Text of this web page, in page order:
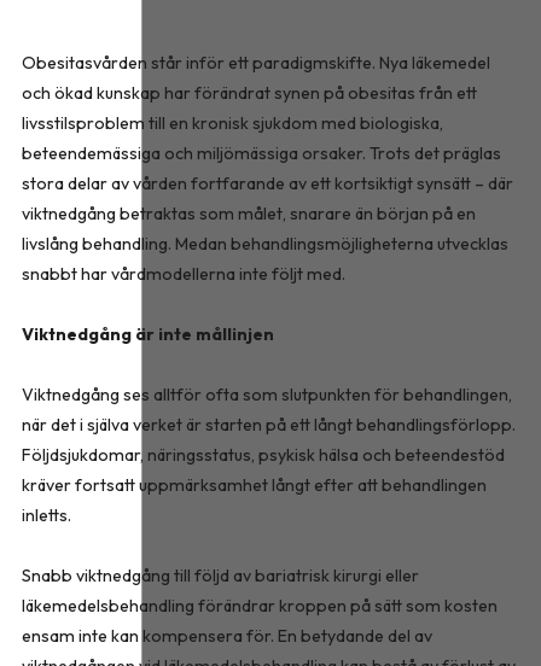
Obesitasvården står inför ett paradigmskifte. Nya läkemedel
och ökad kunskap har förändrat synen på obesitas från ett
livsstilsproblem till en kronisk sjukdom med biologiska,
beteendemässiga och miljömässiga orsaker. Trots det präglas
stora delar av vården fortfarande av ett kortsiktigt synsätt – där
viktnedgång betraktas som målet, snarare än början på en
livslång behandling. Medan behandlingsmöjligheterna utvecklas
snabbt har vårdmodellerna inte följt med.
Viktnedgång är inte mållinjen
Viktnedgång ses alltför ofta som slutpunkten för behandlingen,
när det i själva verket är starten på ett långt behandlingsförlopp.
Följdsjukdomar, näringsstatus, psykisk hälsa och beteendestöd
kräver fortsatt uppmärksamhet långt efter att behandlingen
inletts.
Snabb viktnedgång till följd av bariatrisk kirurgi eller
läkemedelsbehandling förändrar kroppen på sätt som kosten
ensam inte kan kompensera för. En betydande del av